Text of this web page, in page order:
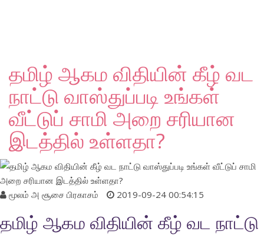
தமிழ் ஆகம விதியின் கீழ் வட
நாட்டு வாஸ்துப்படி உங்கள்
வீட்டுப் சாமி அறை சரியான
இடத்தில் உள்ளதா?
மூலம் அ சூசை பிரகாசம் 2019-09-24 00:54:15
தமிழ் ஆகம விதியின் கீழ் வட நாட்டு